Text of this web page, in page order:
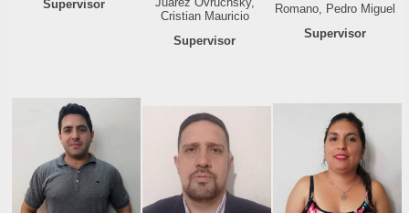
Supervisor
Cristian Mauricio
Supervisor
Romano, Pedro Miguel
Supervisor